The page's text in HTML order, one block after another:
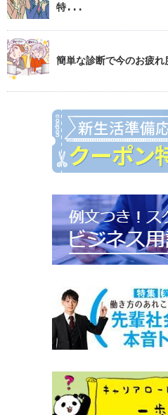
特...
簡単な診断で今のお疲れ